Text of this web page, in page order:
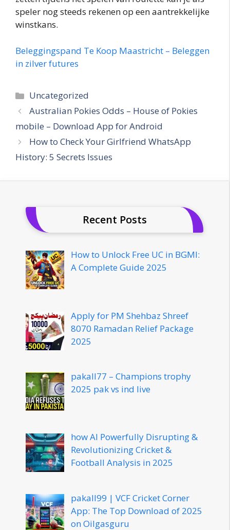
speler nog steeds rekenen op een aantrekkelijke
winstkans.
Beleggingspand Te Koop Maastricht – Beleggen
in zilver futures
Categories
Uncategorized
Australian Pokies Odds – House of Pokies
mobile – Download App for Android
How to Check Your Girlfriend WhatsApp
History: 5 Secrets Issues
Recent Posts
How to Unlock Free UC in BGMI:
A Complete Guide 2025
Apply for PM Shehbaz Shreef
8070 Ramadan Relief Package
2025
pakall77 – Champions trophy
2025 pak vs ind live
how AI Powerfully Disrupting &
Revolutionizing Cricket &
Football Analysis in 2025
pakall99 | VCF Cricket Corner
App: The Top Download of 2025
on Oilgasguru